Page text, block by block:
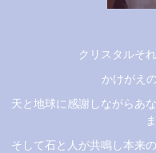
クリスタルそ
かけがえ
天と地球に感謝しながらあ
そして石と人が共鳴し本来